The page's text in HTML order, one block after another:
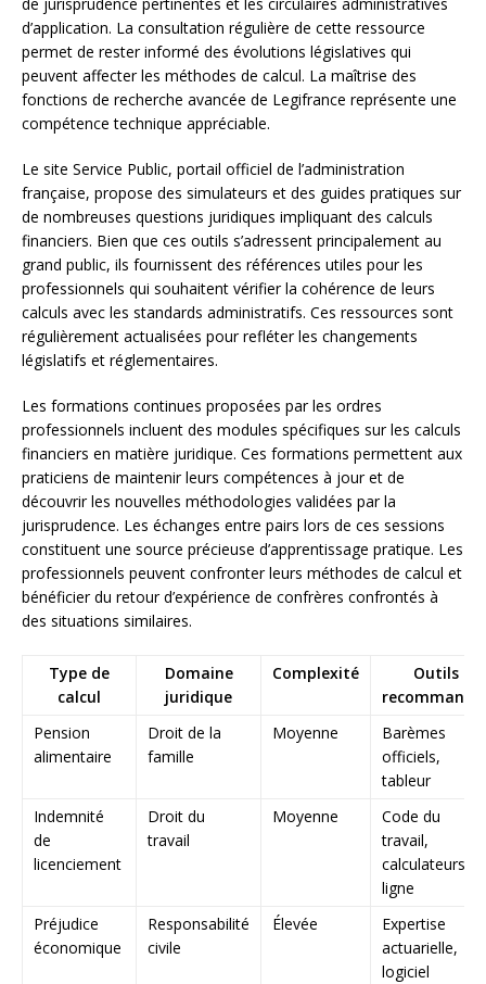
d’application. La consultation régulière de cette ressource
permet de rester informé des évolutions législatives qui
peuvent affecter les méthodes de calcul. La maîtrise des
fonctions de recherche avancée de Legifrance représente une
compétence technique appréciable.
Le site Service Public, portail officiel de l’administration
française, propose des simulateurs et des guides pratiques sur
de nombreuses questions juridiques impliquant des calculs
financiers. Bien que ces outils s’adressent principalement au
grand public, ils fournissent des références utiles pour les
professionnels qui souhaitent vérifier la cohérence de leurs
calculs avec les standards administratifs. Ces ressources sont
régulièrement actualisées pour refléter les changements
législatifs et réglementaires.
Les formations continues proposées par les ordres
professionnels incluent des modules spécifiques sur les calculs
financiers en matière juridique. Ces formations permettent aux
praticiens de maintenir leurs compétences à jour et de
découvrir les nouvelles méthodologies validées par la
jurisprudence. Les échanges entre pairs lors de ces sessions
constituent une source précieuse d’apprentissage pratique. Les
professionnels peuvent confronter leurs méthodes de calcul et
bénéficier du retour d’expérience de confrères confrontés à
des situations similaires.
Type de
calcul
Domaine
juridique
Complexité
Outils
Pension
alimentaire
Droit de la
famille
Moyenne
Barèmes
officiels,
tableur
Indemnité
de
licenciement
Droit du
travail
Moyenne
Code du
travail,
calculateurs en
ligne
Préjudice
économique
Responsabilité
civile
Élevée
Expertise
actuarielle,
logiciel